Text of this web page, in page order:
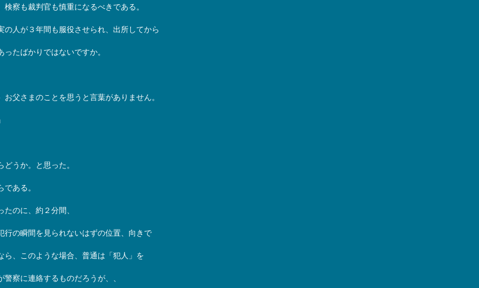
察も裁判官も慎重になるべきである。
人が３年間も服役させられ、出所してから
たばかりではないですか。
父さまのことを思うと言葉がありません。
うか。と思った。
ある。
のに、約２分間、
の瞬間を見られないはずの位置、向きで
、このような場合、普通は「犯人」を
察に連絡するものだろうが、、